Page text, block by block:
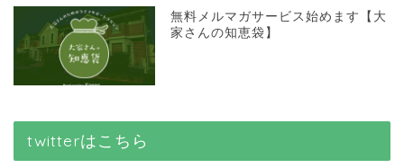
無料メルマガサービス始めます【大
家さんの知恵袋】
twitterはこちら